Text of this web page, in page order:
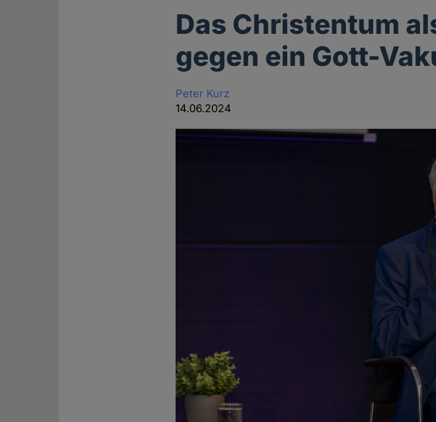
Das Christentum
gegen ein Gott-
Peter Kurz
14.06.2024